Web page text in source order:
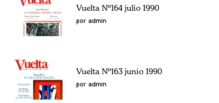
Vuelta Nº164 julio 1990
por admin
Vuelta Nº163 junio 1990
por admin